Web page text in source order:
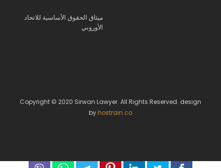
ميثاق الحقوق الأساسية للاتحاد
الأوروبي
Copyright © 2020 Sirwan Lawyer. All Rights Reserved. design
by hostrain.co